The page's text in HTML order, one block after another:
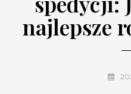
najlepsze